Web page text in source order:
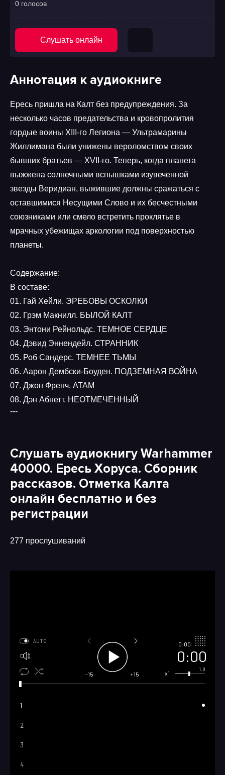
0 голосов
Слушать онлайн
Аннотация к аудиокниге
Ересь пришла на Калт без предупреждения. За
несколько часов предательства и кровопролития
гордые воины XIII-го Легиона — Ультрамарины
Жиллимана были унижены вероломством своих
бывших братьев — XVII-го. Теперь, когда планета
выжжена солнечными вспышками изувеченной
звезды Веридиан, выжившие должны сражаться с
оставшимися Несущими Слово и их бесчестными
союзниками или смело встретить проклятье в
мрачных убежищах аркологии под поверхностью
планеты.
Содержание:
В составе:
01. Гай Хейли. ЭРЕБОВЫ ОСКОЛКИ
02. Грэм Макнилл. БЫЛОЙ КАЛТ
03. Энтони Рейнольдс. ТЕМНОЕ СЕРДЦЕ
04. Дэвид Эннендейл. СТРАННИК
05. Роб Сандерс. ТЕМНЕЕ ТЬМЫ
06. Аарон Дембски-Боуден. ПОДЗЕМНАЯ ВОЙНА
07. Джон Френч. АТАМ
08. Дэн Абнетт. НЕОТМЕЧЕННЫЙ
---
Слушать аудиокнигу Warhammer
40000. Ересь Хоруса. Сборник
рассказов. Отметка Калта
онлайн бесплатно и без
регистрации
277 прослушиваний
0:00
0:00
1.0
x1
-15 +15
AUTO
1
2
3
4